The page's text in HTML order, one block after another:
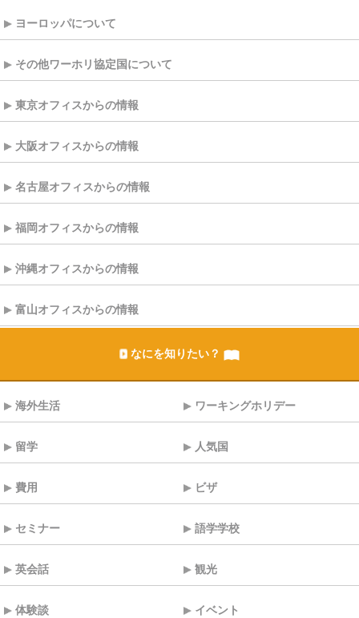
ヨーロッパについて
その他ワーホリ協定国について
東京オフィスからの情報
大阪オフィスからの情報
名古屋オフィスからの情報
福岡オフィスからの情報
沖縄オフィスからの情報
富山オフィスからの情報
なにを知りたい？
海外生活 ワーキングホリデー
留学 人気国
費用 ビザ
セミナー 語学学校
英会話 観光
体験談 イベント